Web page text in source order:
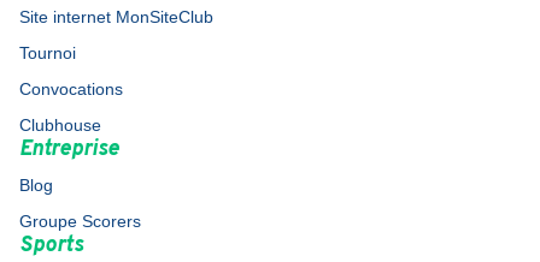
Site internet MonSiteClub
Tournoi
Convocations
Clubhouse
Entreprise
Blog
Groupe Scorers
Sports